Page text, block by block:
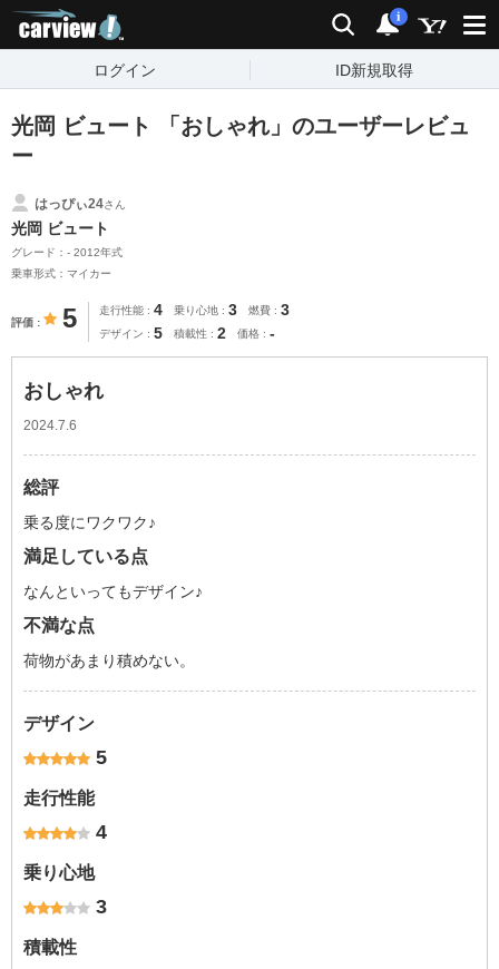
検索 通知
i
ログイン ID新規取得
光岡 ビュート 「おしゃれ」のユーザーレビュ
ー
はっぴぃ24さん
光岡 ビュート
グレード：- 2012年式
乗車形式：マイカー
評価 5 走行性能 4 乗り心地 3 燃費 3
デザイン 5 積載性 2 価格 -
おしゃれ
2024.7.6
総評
乗る度にワクワク♪
満足している点
なんといってもデザイン♪
不満な点
荷物があまり積めない。
デザイン
5
走行性能
4
乗り心地
3
積載性